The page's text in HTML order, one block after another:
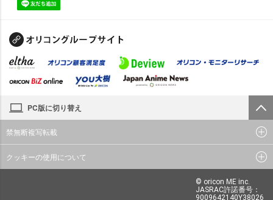
PC版に切り替え
禁無断複写転載
クッキーの使用について
© oricon ME inc.
JASRAC許諾番号：
9009642140Y38026